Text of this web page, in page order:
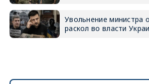
Увольнение министра
раскол во власти